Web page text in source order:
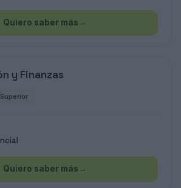
Quiero saber más →
y Finanzas
Quiero saber más →